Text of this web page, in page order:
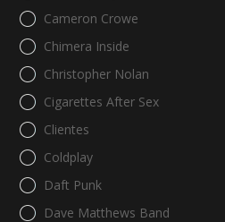
Cameron Crowe
Chimera Inside
Christopher Nolan
Cigarettes After Sex
Clientes
Coldplay
Daft Punk
Dave Matthews Band